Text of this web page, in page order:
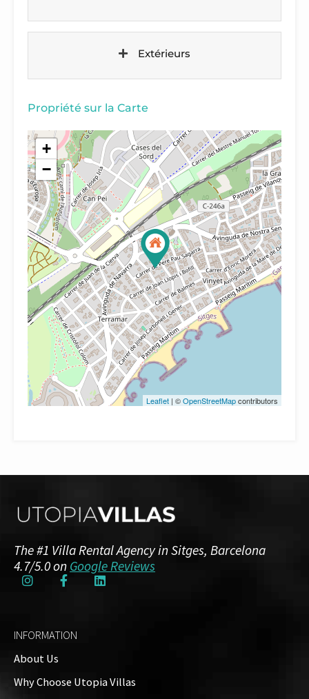
Extérieurs
Propriété sur la Carte
+
−
Leaflet | ©OpenStreetMapcontributors
The #1 Villa Rental Agency in Sitges, Barcelona
4.7/5.0 on Google Reviews
INFORMATION
About Us
Why Choose Utopia Villas